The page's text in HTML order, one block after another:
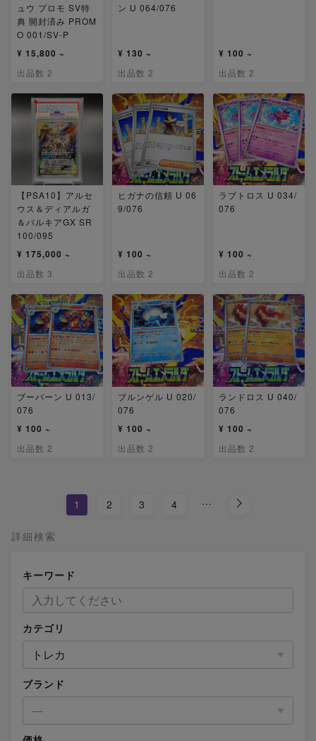
詳細検索
キーワード
カテゴリ
トレカ
ブランド
---
ュウ プロモ SV特
典 開封済み PROM
O 001/SV-P
¥ 15,800 ~
出品数 2
ン U 064/076
¥ 130 ~
出品数 2
¥ 100 ~
出品数 2
【PSA10】アルセ
ウス＆ディアルガ
＆パルキアGX SR
100/095
¥ 175,000 ~
出品数 3
ヒガナの信頼 U 06
9/076
¥ 100 ~
出品数 2
ラブトロス U 034/
076
¥ 100 ~
出品数 2
ブーバーン U 013/
076
¥ 100 ~
出品数 2
ブルンゲル U 020/
076
¥ 100 ~
出品数 2
ランドロス U 040/
076
¥ 100 ~
出品数 2
1 2 3 4 ...